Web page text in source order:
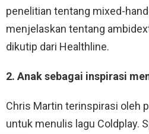
penelitian tentang mixed-
menjelaskan tentang
dikutip dari Healthline.
2. Anak sebagai inspirasi
Chris Martin terinspirasi oleh
untuk menulis lagu Coldplay.